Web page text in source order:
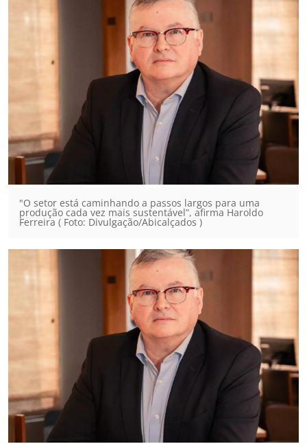
"O setor está caminhando a passos largos para uma
produção cada vez mais sustentável”, afirma Haroldo
Ferreira ( Foto: Divulgação/Abicalçados )